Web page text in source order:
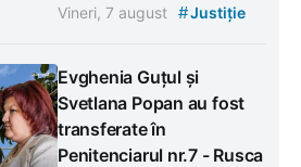
Vineri, 7 august #Justiție
Evghenia Guțul și
Svetlana Popan au fost
transferate în
Penitenciarul nr.7 - Rusca